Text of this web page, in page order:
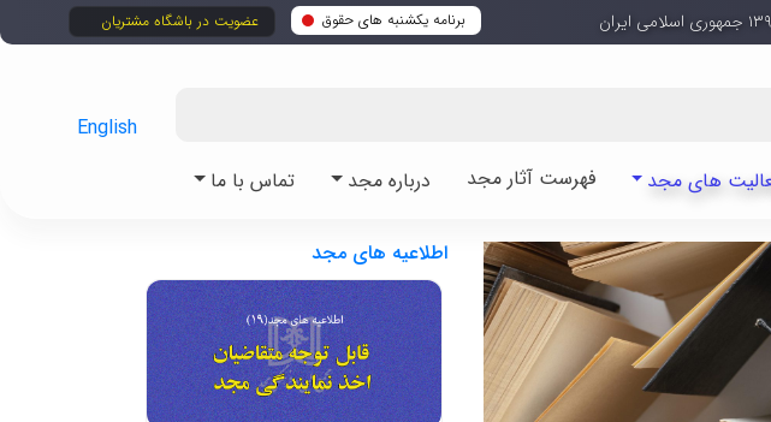
برنامه یکشنبه های حقوق عضویت در باشگاه مشتریان
های مجد فهرست آثار مجد درباره مجد تماس با ما
English
اطلاعیه های مجد